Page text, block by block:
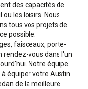
des capacités de
ou les loisirs. Nous
tous vos projets de
possible.
faisceaux, porte-
rendez-vous dans l'un
Notre équipe
équiper votre Austin
de la meilleure